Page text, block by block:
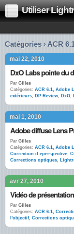
Utiliser
Catégories › ACR
mai 22, 2010
Par Gilles
Catégories: ACR 6.1, Adobe
extérieurs, DP Review, DxO,
mai 1, 2010
Adobe diffuse Lens
Par Gilles
Catégories: ACR 6.1, Adobe
Correction d eperspective,
Corrections optiques,
avr 27, 2010
Par Gilles
Catégories: ACR 6.1,
l'objectif, Corrections